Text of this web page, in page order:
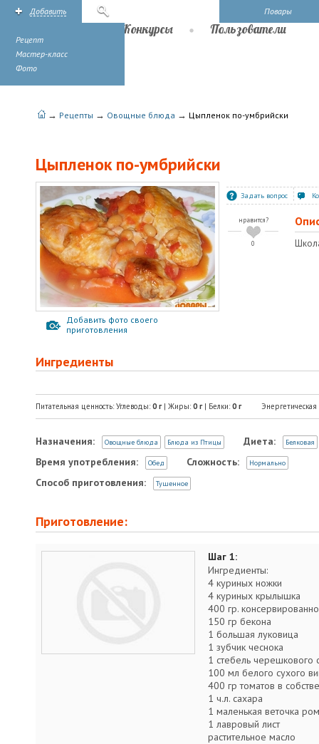
Повары
Добавить
Рецепт
Мастер-класс
Фото
Конкурсы Пользователи
→ Рецепты → Овощные блюда → Цыпленок по-умбрийски
Цыпленок по-умбрийски
Добавить фото своего
приготовления
Задать вопрос
нравится?
0
Ингредиенты
Питательная ценность: Углеводы: 0 г| Жиры: 0 г| Белки: 0 г
Назначения: Овощные блюда Блюда из Птицы Диета: Белковая
Время употребления: Обед Сложность: Нормально
Способ приготовления: Тушенное
Приготовление:
Шаг 1:
Ингредиенты:
4 куриных ножки
4 куриных крылышка
400 гр.
150 гр бекона
1 большая луковица
1 зубчик чеснока
1 стебель черешкового
100 мл белого сухого
400 гр томатов в
1 ч.л. сахара
1 маленькая веточка
1 лавровый лист
растительное масло